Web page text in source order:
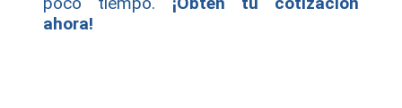
ahora!